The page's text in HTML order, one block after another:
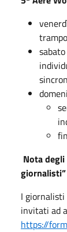
v
s
f
Nota
giornalisti”
I
invitati ad
https://